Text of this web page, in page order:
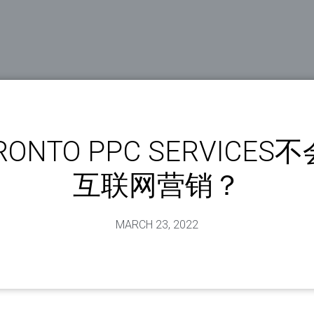
PPC SERVICES
互联网营销？
MARCH 23, 2022